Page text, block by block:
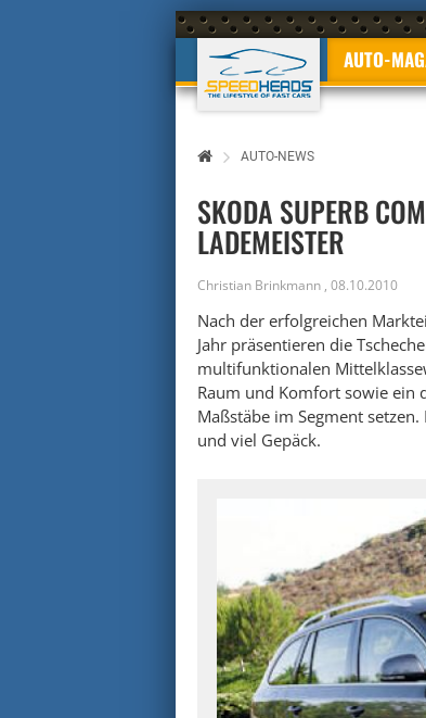
AUTO-
AUTO-NEWS
SKODA SUPERB
LADEMEISTER
Christian Brinkmann , 08.10.2010
Nach der erfolgreichen
Jahr präsentieren die
multifunktionalen
Raum und Komfort sowie ein
Maßstäbe im Segment
und viel Gepäck.